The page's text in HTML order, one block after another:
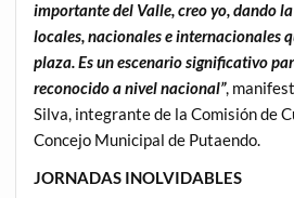
importante del Valle, creo yo, dando
locales, nacionales e internacionales
plaza. Es un escenario significativo
reconocido a nivel nacional”,
Silva, integrante de la Comisión de
Concejo Municipal de Putaendo.
JORNADAS INOLVIDABLES